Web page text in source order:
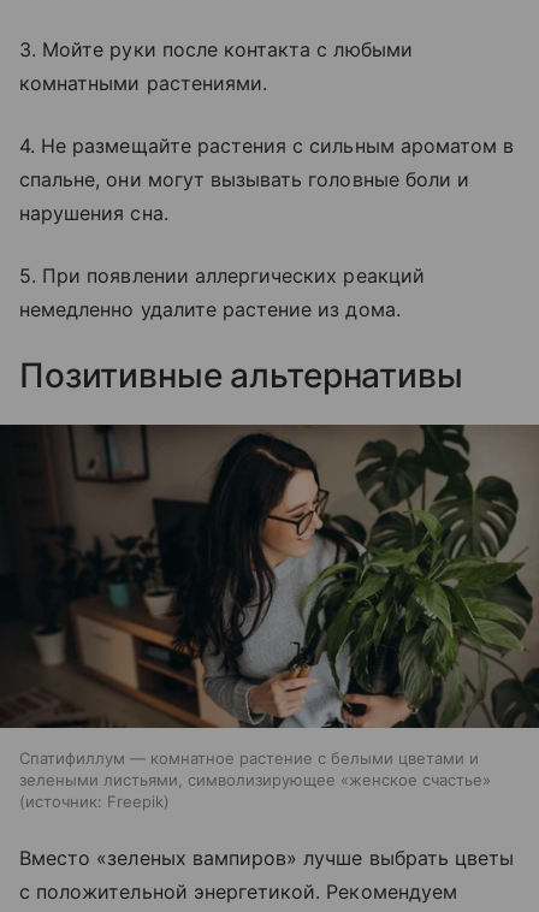
3. Мойте руки после контакта с любыми
комнатными растениями.
4. Не размещайте растения с сильным ароматом в
спальне, они могут вызывать головные боли и
нарушения сна.
5. При появлении аллергических реакций
немедленно удалите растение из дома.
Позитивные альтернативы
Спатифиллум — комнатное растение с белыми цветами и
зелеными листьями, символизирующее «женское счастье»
источник: Freepik
Вместо «зеленых вампиров» лучше выбрать цветы
с положительной энергетикой. Рекомендуем